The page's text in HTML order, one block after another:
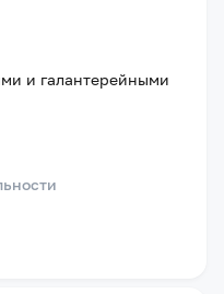
и галантерейными